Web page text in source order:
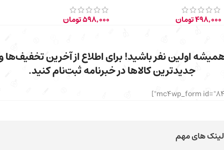
498,000تومان 598,000تومان
اولین نفر باشید! برای اطلاع از آخرین تخفیف‌ها
جدیدترین کالاها در خبرنامه ثبت‌نام کنید.
لینک های مهم